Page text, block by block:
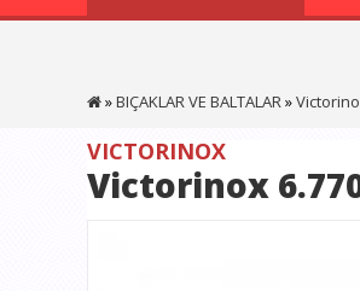
BIÇAKLAR VE BALTALAR
VICTORINOX
Victorinox